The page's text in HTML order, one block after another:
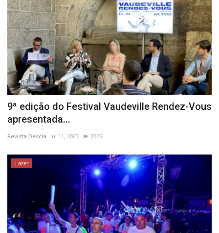
9ª edição do Festival Vaudeville Rendez-Vous
apresentada...
Revista Descla Jul 11, 2023 2025
Lazer